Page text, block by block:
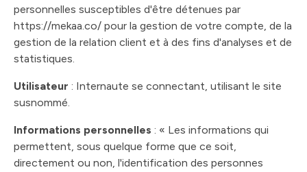
personnelles susceptibles d'être détenues par
https://mekaa.co/ pour la gestion de votre compte, de la
gestion de la relation client et à des fins d'analyses et de
statistiques.
Utilisateur : Internaute se connectant, utilisant le site
susnommé.
Informations personnelles : « Les informations qui
permettent, sous quelque forme que ce soit,
directement ou non, l'identification des personnes